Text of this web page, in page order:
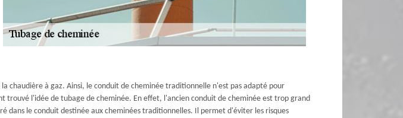
chaudière à gaz. Ainsi, le conduit de cheminée traditionnelle n'est pas adapté pour
trouvé l'idée de tubage de cheminée. En effet, l'ancien conduit de cheminée est trop grand
dans le conduit destinée aux cheminées traditionnelles. Il permet d'éviter les risques